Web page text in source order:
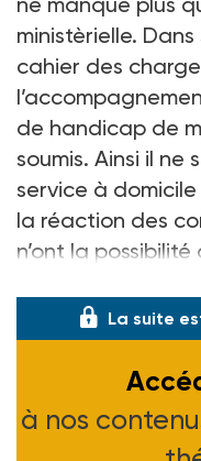
ministèrielle.
cahier des
de handicap de
soumis. Ainsi il ne
service à
la réaction des
n’ont la
La suite
à nos